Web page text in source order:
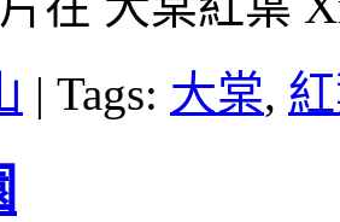
| Tags: 大棠,